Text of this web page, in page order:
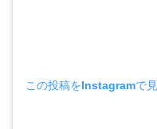
この投稿をInstagramで